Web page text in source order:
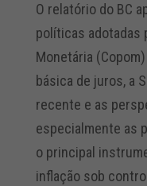
O relatório do BC
políticas adotadas
Monetária
básica de juros, a
recente e as
especialmente as
o principal
inflação sob